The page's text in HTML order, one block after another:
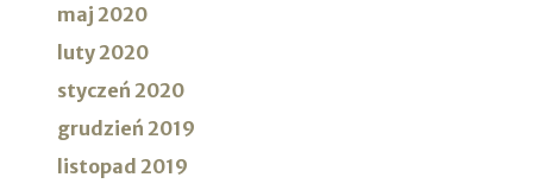
maj 2020
luty 2020
styczeń 2020
grudzień 2019
listopad 2019